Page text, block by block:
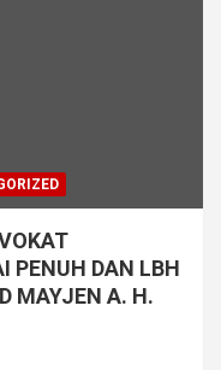
PENUH DAN LBH
MAYJEN A. H.